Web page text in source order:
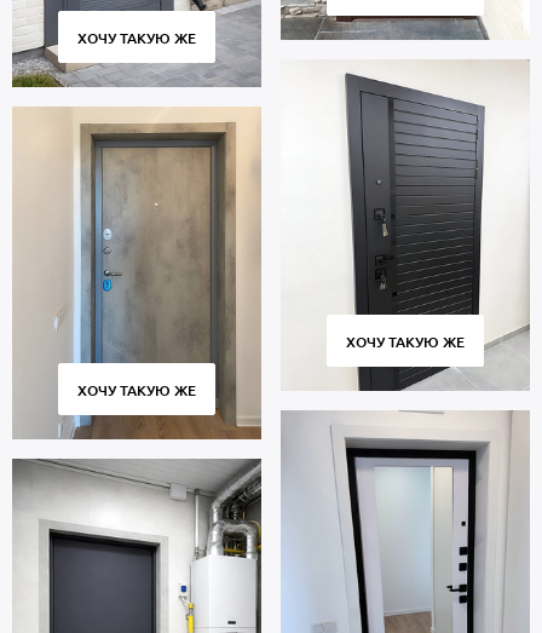
ХОЧУ ТАКУЮ ЖЕ
ХОЧУ ТАКУЮ ЖЕ
ХОЧУ ТАКУЮ ЖЕ